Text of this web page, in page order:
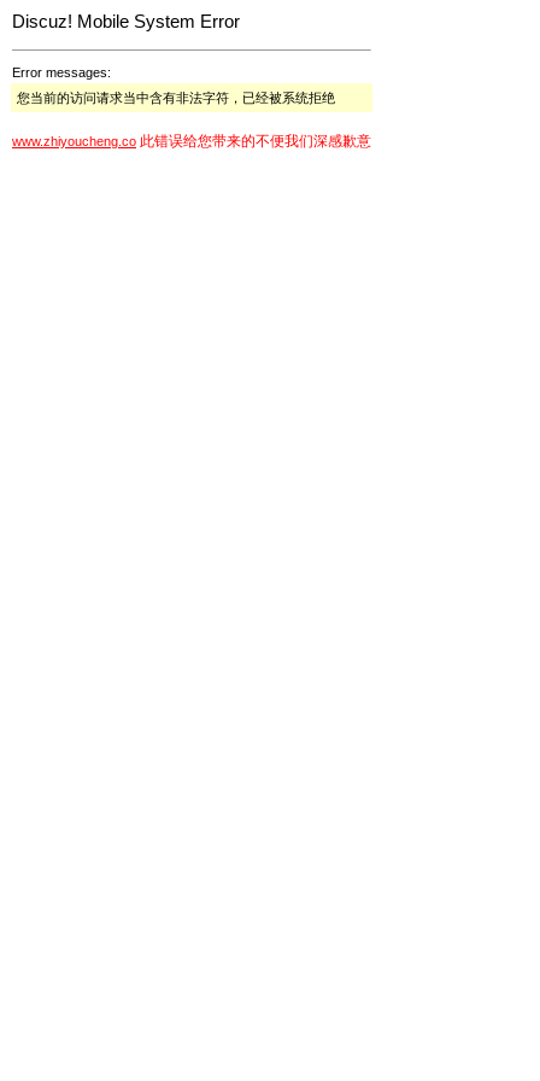
Discuz! Mobile System Error
Error messages:
您当前的访问请求当中含有非法字符，已经被系统拒绝
www.zhiyoucheng.co 此错误给您带来的不便我们深感歉意